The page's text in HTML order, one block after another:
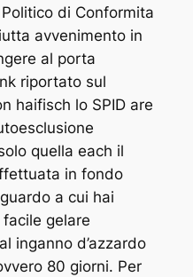
di Conformita
avvenimento in
al porta
riportato sul
haifisch lo SPID are
quella each il
in fondo
a cui hai
gelare
inganno d’azzardo
80 giorni. Per